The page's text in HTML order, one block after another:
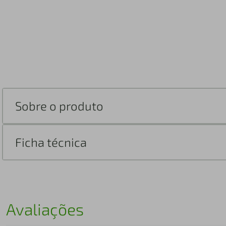
Sobre o produto
Ficha técnica
Avaliações